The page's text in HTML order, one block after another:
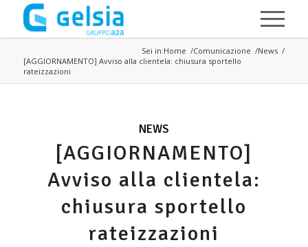
Salta al contenuto principale
Sei in:Home Comunicazione
News
[AGGIORNAMENTO] Avviso alla clientela: chiusura sportello
rateizzazioni
NEWS
[AGGIORNAMENTO]
Avviso alla clientela:
chiusura sportello
rateizzazioni